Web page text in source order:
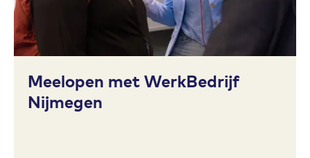
Toevoegen aan favorieten
Meelopen met WerkBedrijf
Nijmegen